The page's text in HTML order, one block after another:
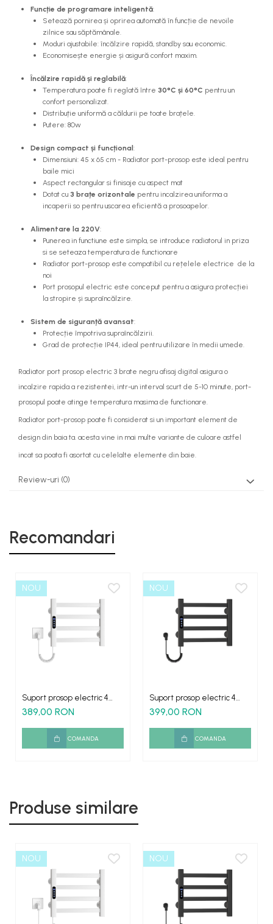
Funcție de programare inteligentă:
Setează pornirea și oprirea automată în funcție de nevoile
zilnice sau săptămânale.
Moduri ajustabile: încălzire rapidă, standby sau economic.
Economisește energie și asigură confort maxim.
Încălzire rapidă și reglabilă:
Temperatura poate fi reglată între 30°C și 60°C pentru un
confort personalizat.
Distribuție uniformă a căldurii pe toate brațele.
Putere: 80w
Design compact și funcțional :
Dimensiuni: 45 x 65 cm - Radiator port-prosop este ideal pentru
baile mici
Aspect rectangular si finisaje cu aspect mat
Dotat cu 3 brațe orizontale pentru incalzirea uniforma a
incaperii so pentru uscarea eficientă a prosoapelor.
Alimentare la 220V:
Punerea in functiune este simpla, se introduce radiatorul in priza
si se seteaza temperatura de functionare
Radiator port-prosop este compatibil cu rețelele electrice de la
noi
Port prosopul electric este conceput pentru a asigura protecției
la stropire și supraîncălzire.
Sistem de siguranță avansat:
Protecție împotriva supraîncălzirii.
Grad de protecție IP44, ideal pentru utilizare în medii umede.
Radiator port prosop electric 3 brate negru afisaj digital asigura o
incalzire rapida a rezistentei, intr-un interval scurt de 5-10 minute, port-
prosopul poate atinge temperatura masima de functionare.
Radiator port-prosop poate fi considerat si un important element de
design din baia ta. acesta vine in mai multe variante de culoare astfel
incat sa poata fi asortat cu celelalte elemente din baie.
Review-uri (0)
Recomandari
NOU
Suport prosop electric 4
elementi culoare alba
389,00 RON
COMANDA
NOU
Suport prosop electric 4
elementi culoare neagru
mat
399,00 RON
COMANDA
Produse similare
NOU NOU